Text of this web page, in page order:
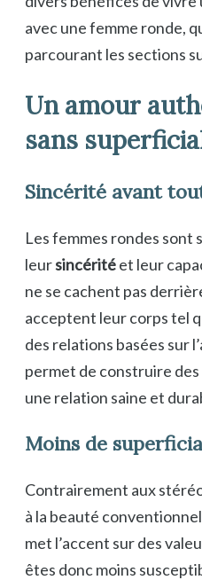
avec une femme ronde,
parcourant les sections
Un amour
sans
Sincérité avant
Les femmes rondes
leursincéritéet leur
ne se cachent pas
acceptent leur corps tel
des relations basées sur
permet de construire
une relation saine et
Moins de
Contrairement aux
à la beauté
met l’accent sur des
êtes donc moins